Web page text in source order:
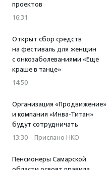
проектов
16:31
Открыт сбор средств
на фестиваль для женщин
с онкозаболеваниями «Еще
краше в танце»
14:50
Организация «Продвижение»
и компания «Инва-Титан»
будут сотрудничать
13:30 · Прислано НКО
Пенсионеры Самарской